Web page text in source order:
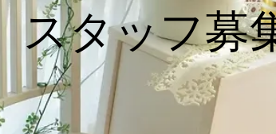
スタッフ募